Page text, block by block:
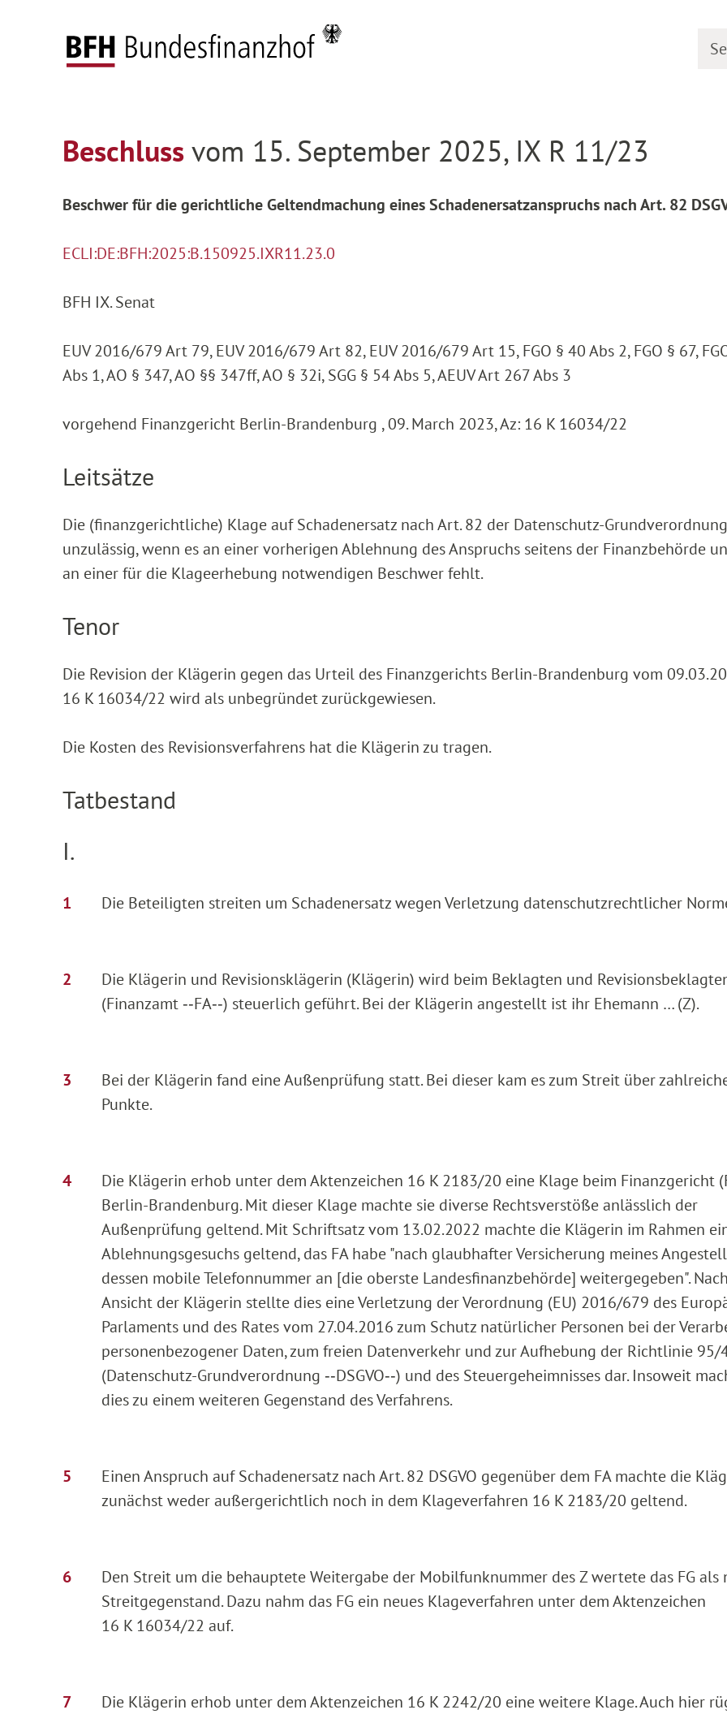
Federal Fiscal Court
Beschlussvom 15. September 2025, IX R 11/23
Beschwer für die gerichtliche Geltendmachung eines Schadenersatzanspruchs nach Art. 82
ECLI:DE:BFH:2025:B.150925.IXR11.23.0
BFH IX. Senat
EUV 2016/679 Art 79, EUV 2016/679 Art 82, EUV 2016/679 Art 15, FGO § 40 Abs 2, FGO § 67,
Abs 1, AO § 347, AO §§ 347ff, AO § 32i, SGG § 54 Abs 5, AEUV Art 267 Abs 3
vorgehend Finanzgericht Berlin-Brandenburg , 09. March 2023, Az: 16 K 16034/22
Leitsätze
Die (finanzgerichtliche) Klage auf Schadenersatz nach Art. 82 der Datenschutz-
unzulässig, wenn es an einer vorherigen Ablehnung des Anspruchs seitens der Finanzbehörde
an einer für die Klageerhebung notwendigen Beschwer fehlt.
Tenor
Die Revision der Klägerin gegen das Urteil des Finanzgerichts Berlin-Brandenburg vom
16 K 16034/22 wird als unbegründet zurückgewiesen.
Die Kosten des Revisionsverfahrens hat die Klägerin zu tragen.
Tatbestand
I.
Die Beteiligten streiten um Schadenersatz wegen Verletzung datenschutzrechtlicher
Die Klägerin und Revisionsklägerin (Klägerin) wird beim Beklagten und
(Finanzamt ‑‑FA‑‑) steuerlich geführt. Bei der Klägerin angestellt ist ihr Ehemann … (Z).
Bei der Klägerin fand eine Außenprüfung statt. Bei dieser kam es zum Streit über
Punkte.
Die Klägerin erhob unter dem Aktenzeichen 16 K 2183/20 eine Klage beim Finanzgericht
Berlin-Brandenburg. Mit dieser Klage machte sie diverse Rechtsverstöße anlässlich der
Außenprüfung geltend. Mit Schriftsatz vom 13.02.2022 machte die Klägerin im Rahmen
Ablehnungsgesuchs geltend, das FA habe "nach glaubhafter Versicherung meines
dessen mobile Telefonnummer an [die oberste Landesfinanzbehörde] weitergegeben". Nach
Ansicht der Klägerin stellte dies eine Verletzung der Verordnung (EU) 2016/679 des
Parlaments und des Rates vom 27.04.2016 zum Schutz natürlicher Personen bei der
personenbezogener Daten, zum freien Datenverkehr und zur Aufhebung der Richtlinie 95/
(Datenschutz-Grundverordnung ‑‑DSGVO‑‑) und des Steuergeheimnisses dar. Insoweit
dies zu einem weiteren Gegenstand des Verfahrens.
Einen Anspruch auf Schadenersatz nach Art. 82 DSGVO gegenüber dem FA machte die
zunächst weder außergerichtlich noch in dem Klageverfahren 16 K 2183/20 geltend.
Den Streit um die behauptete Weitergabe der Mobilfunknummer des Z wertete das FG als
Streitgegenstand. Dazu nahm das FG ein neues Klageverfahren unter dem Aktenzeichen
16 K 16034/22 auf.
Die Klägerin erhob unter dem Aktenzeichen 16 K 2242/20 eine weitere Klage. Auch hier